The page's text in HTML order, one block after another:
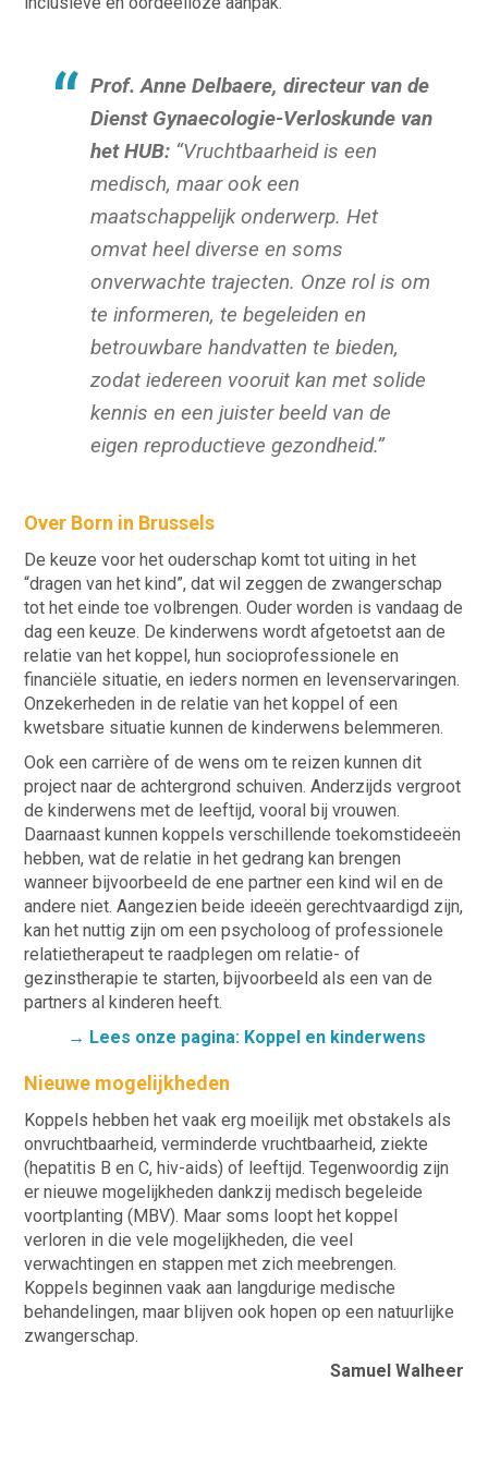
Prof. Anne Delbaere, directeur van de
Dienst Gynaecologie-Verloskunde van
het HUB: “Vruchtbaarheid is een
medisch, maar ook een
maatschappelijk onderwerp. Het
omvat heel diverse en soms
onverwachte trajecten. Onze rol is om
te informeren, te begeleiden en
betrouwbare handvatten te bieden,
zodat iedereen vooruit kan met solide
kennis en een juister beeld van de
eigen reproductieve gezondheid.”
Over Born in Brussels
De keuze voor het ouderschap komt tot uiting in het
“dragen van het kind”, dat wil zeggen de zwangerschap
tot het einde toe volbrengen. Ouder worden is vandaag de
dag een keuze. De kinderwens wordt afgetoetst aan de
relatie van het koppel, hun socioprofessionele en
financiële situatie, en ieders normen en levenservaringen.
Onzekerheden in de relatie van het koppel of een
kwetsbare situatie kunnen de kinderwens belemmeren.
Ook een carrière of de wens om te reizen kunnen dit
project naar de achtergrond schuiven. Anderzijds vergroot
de kinderwens met de leeftijd, vooral bij vrouwen.
Daarnaast kunnen koppels verschillende toekomstideeën
hebben, wat de relatie in het gedrang kan brengen
wanneer bijvoorbeeld de ene partner een kind wil en de
andere niet. Aangezien beide ideeën gerechtvaardigd zijn,
kan het nuttig zijn om een psycholoog of professionele
relatietherapeut te raadplegen om relatie- of
gezinstherapie te starten, bijvoorbeeld als een van de
partners al kinderen heeft.
→ Lees onze pagina: Koppel en kinderwens
Nieuwe mogelijkheden
Koppels hebben het vaak erg moeilijk met obstakels als
onvruchtbaarheid, verminderde vruchtbaarheid, ziekte
(hepatitis B en C, hiv-aids) of leeftijd. Tegenwoordig zijn
er nieuwe mogelijkheden dankzij medisch begeleide
voortplanting (MBV). Maar soms loopt het koppel
verloren in die vele mogelijkheden, die veel
verwachtingen en stappen met zich meebrengen.
Koppels beginnen vaak aan langdurige medische
behandelingen, maar blijven ook hopen op een natuurlijke
zwangerschap.
Samuel Walheer